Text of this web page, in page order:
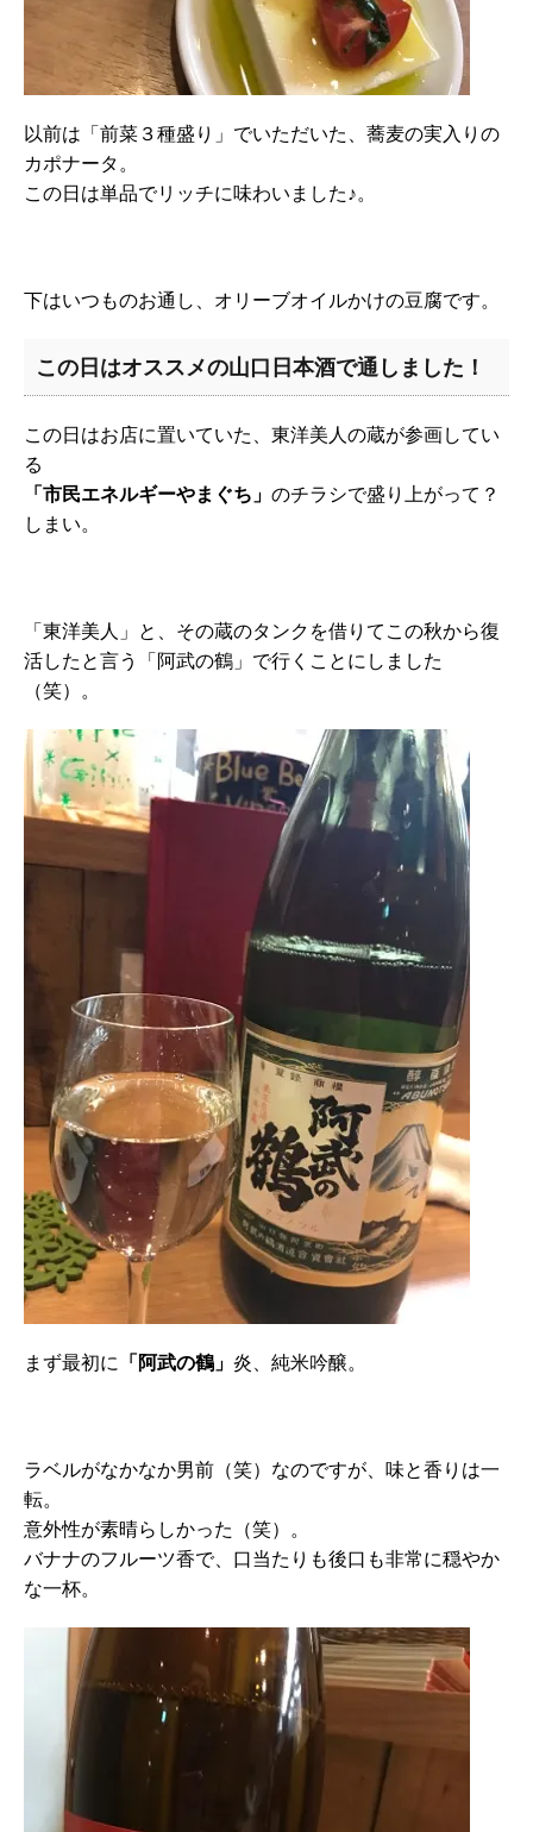
以前は「前菜３種盛り」でいただいた、蕎麦の実入りの
カポナータ。
この日は単品でリッチに味わいました♪。
下はいつものお通し、オリーブオイルかけの豆腐です。
この日はオススメの山口日本酒で通しました！
この日はお店に置いていた、東洋美人の蔵が参画してい
る
「市民エネルギーやまぐち」 のチラシで盛り上がって？
しまい。
「東洋美人」と、その蔵のタンクを借りてこの秋から復
活したと言う「阿武の鶴」で行くことにしました
（笑）。
まず最初に 「阿武の鶴」 炎、純米吟醸。
ラベルがなかなか男前（笑）なのですが、味と香りは一
転。
意外性が素晴らしかった（笑）。
バナナのフルーツ香で、口当たりも後口も非常に穏やか
な一杯。